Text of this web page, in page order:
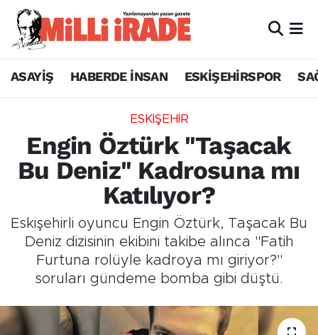
ASAYİŞ HABERDE İNSAN ESKİŞEHİRSPOR
ESKİŞEHİR
Engin Öztürk "Taşacak
Bu Deniz" Kadrosuna mı
Katılıyor?
Eskişehirli oyuncu Engin Öztürk, Taşacak Bu
Deniz dizisinin ekibini takibe alınca "Fatih
Furtuna rolüyle kadroya mı giriyor?"
soruları gündeme bomba gibi düştü.